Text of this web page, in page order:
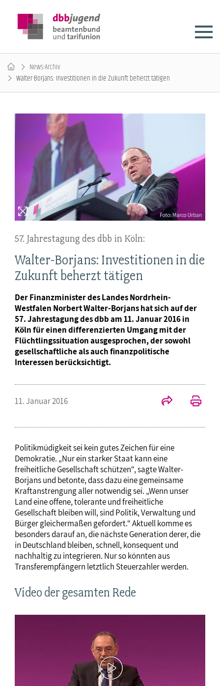
News-Archiv
Walter-Borjans: Investitionen in die Zukunft beherzt tätigen
57. Jahrestagung des dbb in Köln:
Walter-Borjans: Investitionen in die
Zukunft beherzt tätigen
Der Finanzminister des Landes Nordrhein-
Westfalen Norbert Walter-Borjans hat sich auf der
57. Jahrestagung des dbb am 11. Januar 2016 in
Köln für einen differenzierten Umgang mit der
Flüchtlingssituation ausgesprochen, der sowohl
gesellschaftliche als auch finanzpolitische
Interessen berücksichtigt.
11. Januar 2016
Politikmüdigkeit sei kein gutes Zeichen für eine
Demokratie. „Nur ein starker Staat kann eine
freiheitliche Gesellschaft schützen“, sagte Walter-
Borjans und betonte, dass dazu eine gemeinsame
Kraftanstrengung aller notwendig sei. „Wenn unser
Land eine offene, tolerante und freiheitliche
Gesellschaft bleiben will, sind Politik, Verwaltung und
Bürger gleichermaßen gefordert.“ Aktuell komme es
besonders darauf an, die nächste Generation derer, die
in Deutschland bleiben, schnell, konsequent und
nachhaltig zu integrieren. Nur so könnten aus
Transferempfängern letztlich Steuerzahler werden.
Video der gesamten Rede